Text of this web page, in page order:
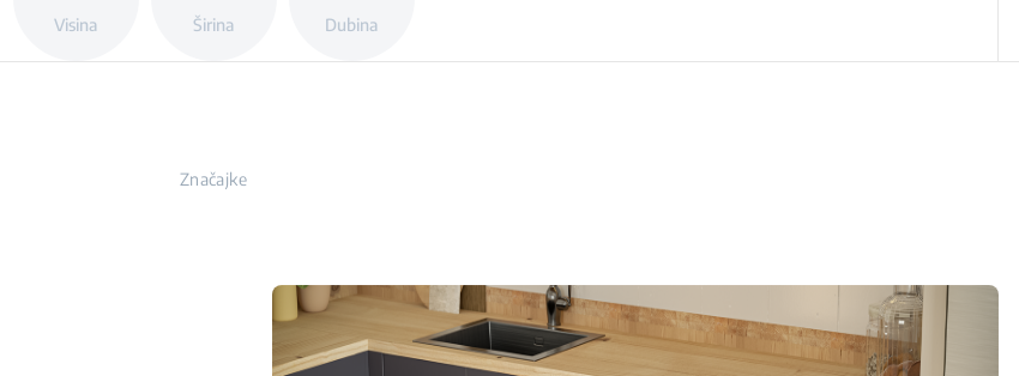
Visina Širina Dubina
Značajke